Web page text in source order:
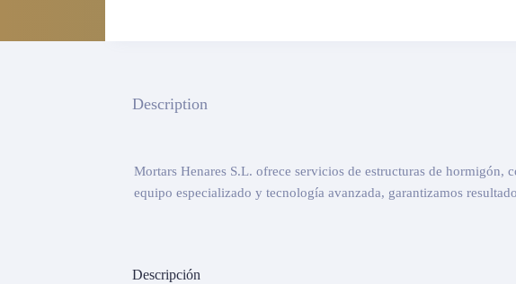
Description
Mortars Henares S.L. ofrece servicios de estructuras de hormigón,
equipo especializado y tecnología avanzada, garantizamos
Descripción